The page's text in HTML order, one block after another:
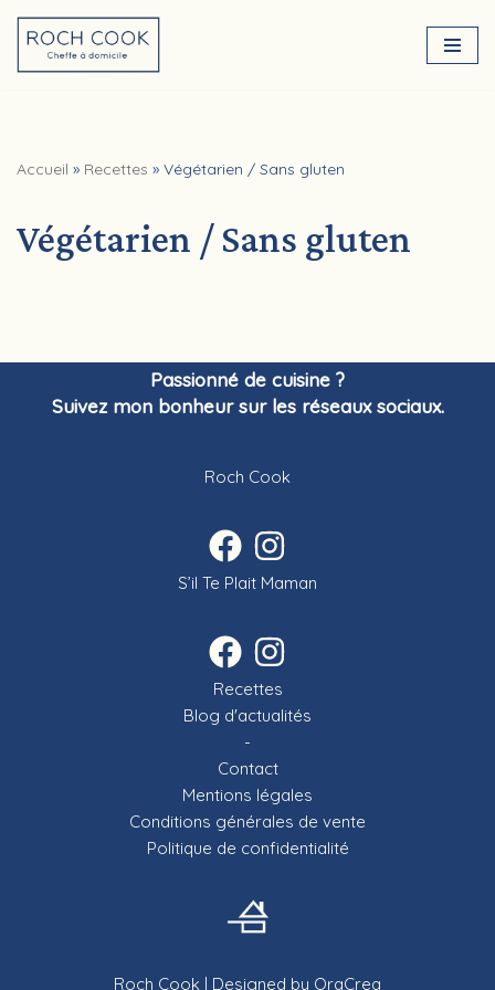
Aller
Accueil » Recettes » Végétarien / Sans gluten
Végétarien / Sans gluten
Passionné de cuisine ?
Suivez mon bonheur sur les réseaux sociaux.
Roch Cook
S’il Te Plait Maman
Recettes
Blog d'actualités
-
Contact
Mentions légales
Conditions générales de vente
Politique de confidentialité
Roch Cook | Designed by OraCrea